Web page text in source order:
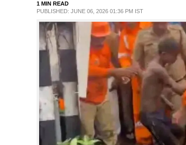
CASE DIARY
1 MIN READ
PUBLISHED: JUNE 06, 2026 01:36 PM IST